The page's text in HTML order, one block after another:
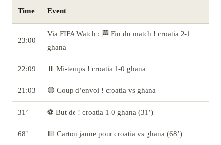
Time Event
23:00
Via FIFA Watch : 🏁 Fin du match ! croatia 2-1
ghana
22:09 ⏸️ Mi-temps ! croatia 1-0 ghana
21:03 🟢 Coup d’envoi ! croatia vs ghana
31’ ⚽ But de ! croatia 1-0 ghana (31’)
68’ 🟨 Carton jaune pour croatia vs ghana (68’)